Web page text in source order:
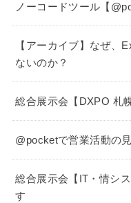
ノーコードツール【
【アーカイブ】なぜ、
ないのか？
総合展示会【DXPO 札
@pocketで営業活動の
総合展示会【IT・情シ
す